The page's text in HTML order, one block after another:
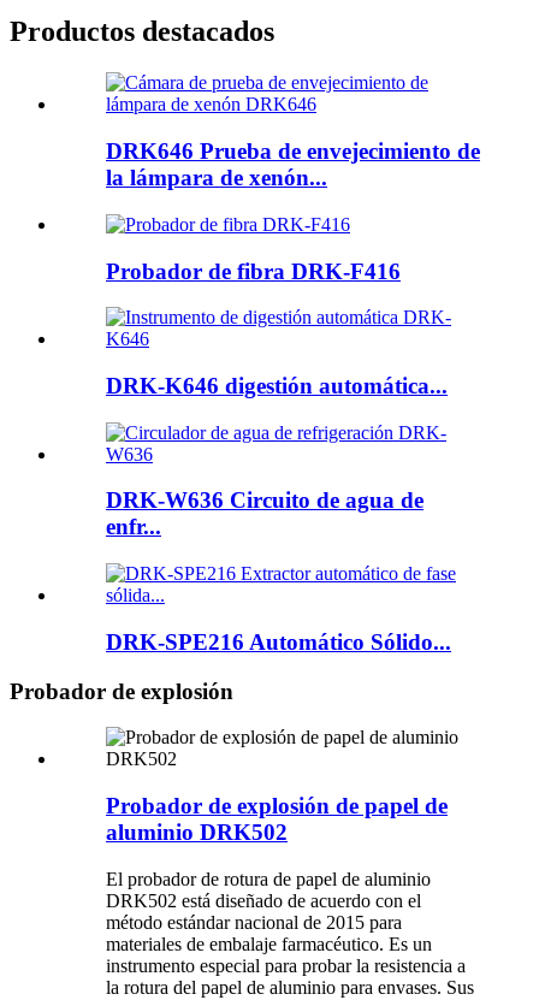
Productos destacados
DRK646 Prueba de envejecimiento de
la lámpara de xenón...
Probador de fibra DRK-F416
DRK-K646 digestión automática...
DRK-W636 Circuito de agua de
enfr...
DRK-SPE216 Automático Sólido...
Probador de explosión
Probador de explosión de papel de
aluminio DRK502
El probador de rotura de papel de aluminio
DRK502 está diseñado de acuerdo con el
método estándar nacional de 2015 para
materiales de embalaje farmacéutico. Es un
instrumento especial para probar la resistencia a
la rotura del papel de aluminio para envases. Sus